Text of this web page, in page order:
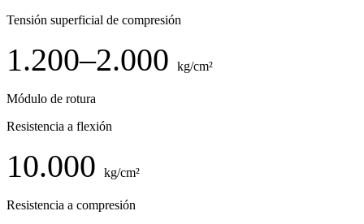
Tensión superficial de compresión
1.200–2.000 kg/cm²
Módulo de rotura
Resistencia a flexión
10.000 kg/cm²
Resistencia a compresión